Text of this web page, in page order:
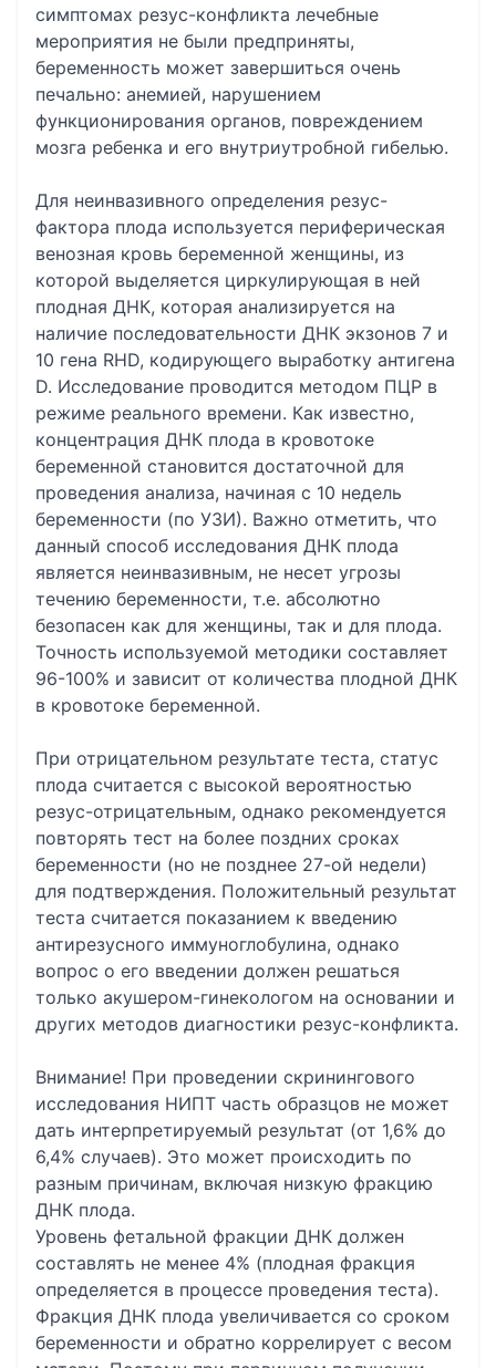
симптомах резус-конфликта лечебные
мероприятия не были предприняты,
беременность может завершиться очень
печально: анемией, нарушением
функционирования органов, повреждением
мозга ребенка и его внутриутробной гибелью.
Для неинвазивного определения резус-
фактора плода используется периферическая
венозная кровь беременной женщины, из
которой выделяется циркулирующая в ней
плодная ДНК, которая анализируется на
наличие последовательности ДНК экзонов 7 и
10 гена RHD, кодирующего выработку антигена
D. Исследование проводится методом ПЦР в
режиме реального времени. Как известно,
концентрация ДНК плода в кровотоке
беременной становится достаточной для
проведения анализа, начиная с 10 недель
беременности (по УЗИ). Важно отметить, что
данный способ исследования ДНК плода
является неинвазивным, не несет угрозы
течению беременности, т.е. абсолютно
безопасен как для женщины, так и для плода.
Точность используемой методики составляет
96-100% и зависит от количества плодной ДНК
в кровотоке беременной.
При отрицательном результате теста, статус
плода считается с высокой вероятностью
резус-отрицательным, однако рекомендуется
повторять тест на более поздних сроках
беременности (но не позднее 27-ой недели)
для подтверждения. Положительный результат
теста считается показанием к введению
антирезусного иммуноглобулина, однако
вопрос о его введении должен решаться
только акушером-гинекологом на основании и
других методов диагностики резус-конфликта.
Внимание! При проведении скринингового
исследования НИПТ часть образцов не может
дать интерпретируемый результат (от 1,6% до
6,4% случаев). Это может происходить по
разным причинам, включая низкую фракцию
ДНК плода.
Уровень фетальной фракции ДНК должен
составлять не менее 4% (плодная фракция
определяется в процессе проведения теста).
Фракция ДНК плода увеличивается со сроком
беременности и обратно коррелирует с весом